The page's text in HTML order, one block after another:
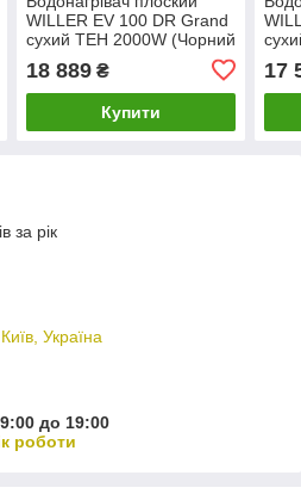
WILLER EV 100 DR Grand
сухий ТЕН 2000W (Чорний
18 889₴
Купити
17
за рік
Україна
до 19:00
роботи